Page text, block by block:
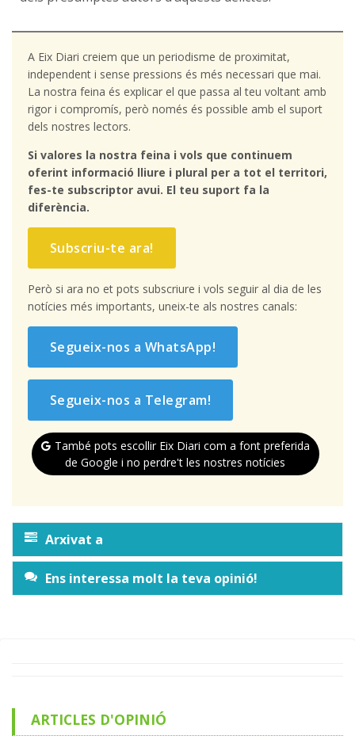
A Eix Diari creiem que un periodisme de proximitat,
independent i sense pressions és més necessari que mai.
La nostra feina és explicar el que passa al teu voltant amb
rigor i compromís, però només és possible amb el suport
dels nostres lectors.
Si valores la nostra feina i vols que continuem
oferint informació lliure i plural per a tot el territori,
fes-te subscriptor avui. El teu suport fa la
diferència.
Subscriu-te ara!
Però si ara no et pots subscriure i vols seguir al dia de les
notícies més importants, uneix-te als nostres canals:
Segueix-nos a WhatsApp!
Segueix-nos a Telegram!
També pots escollir Eix Diari com a font preferida
de Google i no perdre't les nostres notícies
Arxivat a
Ens interessa molt la teva opinió!
ARTICLES D'OPINIÓ